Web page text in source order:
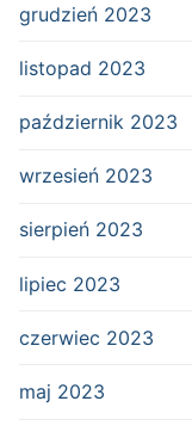
grudzień 2023
listopad 2023
październik 2023
wrzesień 2023
sierpień 2023
lipiec 2023
czerwiec 2023
maj 2023